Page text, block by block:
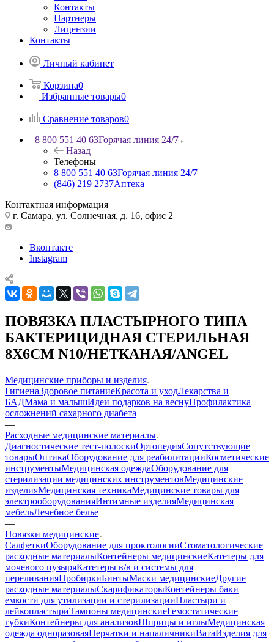
Контакты
Партнеры
Лицензии
Контакты
Личный кабинет
Корзина0
Избранные товары0
Сравнение товаров0
8 800 551 40 63Горячая линия 24/7
Назад
Телефоны
8 800 551 40 63Горячая линия 24/7
(846) 219 2737Аптека
Контактная информация
г. Самара, ул. Солнечная, д. 16, офис 2
Вконтакте
Instagram
ПОВЯЗКА ПЛАСТЫРНОГО ТИПА
БАКТЕРИЦИДНАЯ СТЕРИЛЬНАЯ
8Х6СМ N10/НЕТКАНАЯ/ANGEL
Медицинские приборы и изделия
ГигиенаЗдоровое питаниеКрасота и уходЛекарства и
БАДМама и малышИдеи подарков на веснуПрофилактика
осложнений сахарного диабета
—
Расходные медицинские материалы
Диагностические тест-полоскиОртопедияСопутствующие
товарыОптикаОборудование для реабилитацииКосметические
инструментыМедицинская одеждаОборудование для
стерилизации медицинских инструментовМедицинские
изделияМедицинская техникаМедицинские товары для
электрооборудованияИнтимные изделияМедицинская
мебельЛечебное белье
—
Повязки медицинские
СалфеткиОборудование для проктологииСтоматологические
расходные материалыКонтейнеры медицинскиеКатетеры для
мочевого пузыряКатетеры в/в и системы для
переливанияПробиркиБинтыМаски медицинскиеДругие
расходные материалыСкарификаторыКонтейнеры баки
емкости для утилизации и стерилизацииПластыри и
лейкопластыриТампоны медицинскиеГемостатические
губкиКонтейнеры для анализовШприцы и иглыМедицинская
одежда одноразоваяПерчатки и напаличникиВатаИзделия для